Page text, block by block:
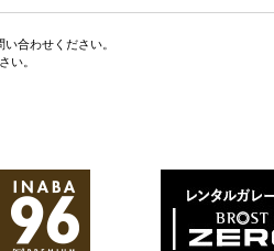
合わせください。
い。